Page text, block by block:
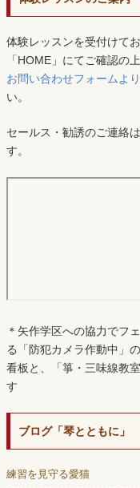
体験レッスンを受付けて
「HOME」にてご確認の上
お問い合わせフォームより
い。
セールス・勧誘のご連絡
す。
＊矢作学区への協力でフ
る「防犯カメラ作動中」
看板と、「箏・三味線教
す
ブログ「琴とともに」
練習を見守る愛猫